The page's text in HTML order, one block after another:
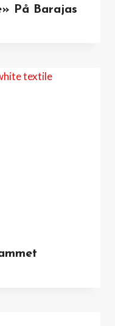
På Barajas